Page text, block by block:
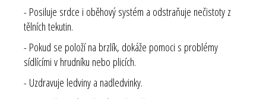
- Posiluje srdce i oběhový systém a odstraňuje nečistoty z
tělních tekutin.
- Pokud se položí na brzlík, dokáže pomoci s problémy
sídlícími v hrudníku nebo plicích.
- Uzdravuje ledviny a nadledvinky.